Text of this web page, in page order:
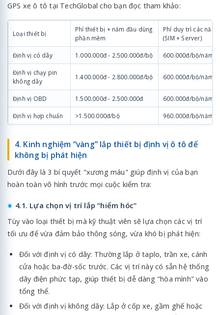
GPS xe ô tô tại TechGlobal cho bạn đọc tham khảo:
Loại thiết bị
Phí thiết bị + năm đầu dùng
phần mềm
Phí duy trì các năm
(SIM + Server)
Định vị có dây 1.000.000đ - 2.500.000đ/bộ 600.000đ/bộ/năm
Định vị chạy pin
không dây
1.400.000đ - 2.800.000đ/bộ 600.000đ/bộ/năm
Định vị OBD 1.500.000đ - 2.500.000đ 600.000đ/bộ/năm
Định vị hợp chuẩn >1.500.000đ/bộ 960.000đ/bộ/năm
4. Kinh nghiệm “vàng” lắp thiết bị định vị ô tô để
không bị phát hiện
Dưới đây là 3 bí quyết "xương máu" giúp định vị của bạn
hoàn toàn vô hình trước mọi cuộc kiểm tra:
4.1. Lựa chọn vị trí lắp “hiểm hóc”
Tùy vào loại thiết bị mà kỹ thuật viên sẽ lựa chọn các vị trí
tối ưu để vừa đảm bảo thông sóng, vừa khó bị phát hiện:
Đối với định vị có dây: Thường lắp ở taplo, trần xe, cánh
cửa hoặc ba-đờ-sốc trước. Các vị trí này có sẵn hệ thống
dây điện phức tạp, giúp thiết bị dễ dàng "hòa mình" vào
tổng thể.
Đối với định vị không dây: Lắp ở cốp xe, gầm ghế hoặc